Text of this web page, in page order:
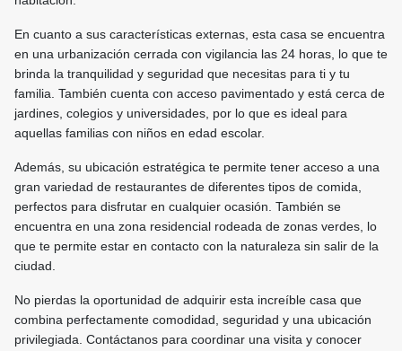
En cuanto a sus características externas, esta casa se encuentra
en una urbanización cerrada con vigilancia las 24 horas, lo que te
brinda la tranquilidad y seguridad que necesitas para ti y tu
familia. También cuenta con acceso pavimentado y está cerca de
jardines, colegios y universidades, por lo que es ideal para
aquellas familias con niños en edad escolar.
Además, su ubicación estratégica te permite tener acceso a una
gran variedad de restaurantes de diferentes tipos de comida,
perfectos para disfrutar en cualquier ocasión. También se
encuentra en una zona residencial rodeada de zonas verdes, lo
que te permite estar en contacto con la naturaleza sin salir de la
ciudad.
No pierdas la oportunidad de adquirir esta increíble casa que
combina perfectamente comodidad, seguridad y una ubicación
privilegiada. Contáctanos para coordinar una visita y conocer